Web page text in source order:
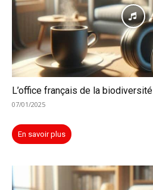
L’office français de la biodiversité
07/01/2025
En savoir plus